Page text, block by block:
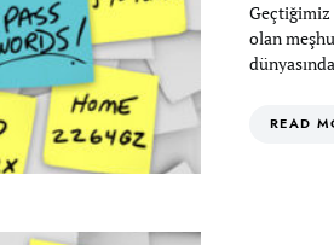
Geçtiğimiz
olan
READ